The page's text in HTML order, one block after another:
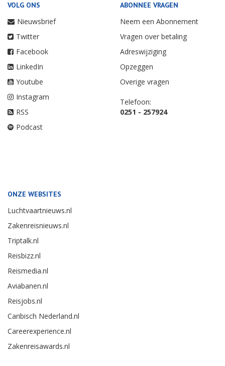
VOLG ONS
Nieuwsbrief
Twitter
Facebook
LinkedIn
Youtube
Instagram
RSS
Podcast
ABONNEE VRAGEN
Neem een Abonnement
Vragen over betaling
Adreswijziging
Opzeggen
Overige vragen
Telefoon:
0251 - 257924
ONZE WEBSITES
Luchtvaartnieuws.nl
Zakenreisnieuws.nl
Triptalk.nl
Reisbizz.nl
Reismedia.nl
Aviabanen.nl
Reisjobs.nl
Caribisch Nederland.nl
Careerexperience.nl
Zakenreisawards.nl